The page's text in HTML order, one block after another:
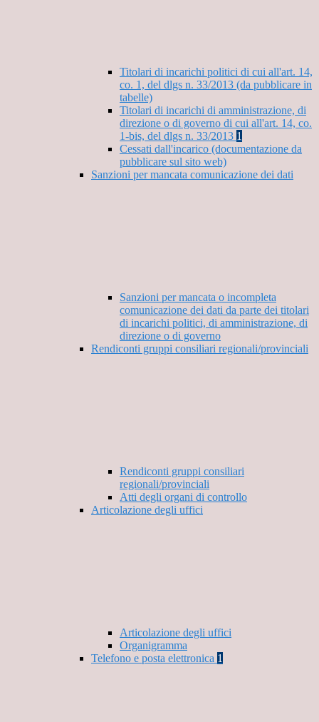
Titolari di incarichi politici di cui all'art. 14,
co. 1, del dlgs n. 33/2013 (da pubblicare in
tabelle)
Titolari di incarichi di amministrazione, di
direzione o di governo di cui all'art. 14, co.
1-bis, del dlgs n. 33/2013 1
Cessati dall'incarico (documentazione da
pubblicare sul sito web)
Sanzioni per mancata comunicazione dei dati
Sanzioni per mancata o incompleta
comunicazione dei dati da parte dei titolari
di incarichi politici, di amministrazione, di
direzione o di governo
Rendiconti gruppi consiliari regionali/provinciali
Rendiconti gruppi consiliari
regionali/provinciali
Atti degli organi di controllo
Articolazione degli uffici
Articolazione degli uffici
Organigramma
Telefono e posta elettronica 1